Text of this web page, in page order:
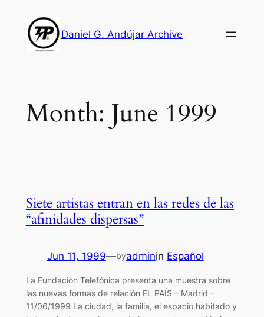
content
Daniel G. Andújar Archive
Month: June 1999
Siete artistas entran en las redes de las
“afinidades dispersas”
Jun 11, 1999—byadminin Español
La Fundación Telefónica presenta una muestra sobre
las nuevas formas de relación EL PAÍS – Madrid –
11/06/1999 La ciudad, la familia, el espacio habitado y